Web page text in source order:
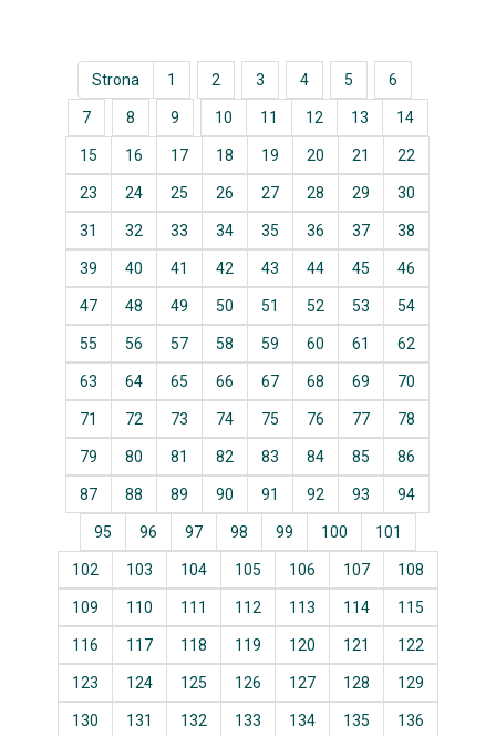
Strona 1 2 3 4 5 6
7 8 9 10 11 12 13 14
15 16 17 18 19 20 21 22
23 24 25 26 27 28 29 30
31 32 33 34 35 36 37 38
39 40 41 42 43 44 45 46
47 48 49 50 51 52 53 54
55 56 57 58 59 60 61 62
63 64 65 66 67 68 69 70
71 72 73 74 75 76 77 78
79 80 81 82 83 84 85 86
87 88 89 90 91 92 93 94
95 96 97 98 99 100 101
102 103 104 105 106 107 108
109 110 111 112 113 114 115
116 117 118 119 120 121 122
123 124 125 126 127 128 129
130 131 132 133 134 135 136